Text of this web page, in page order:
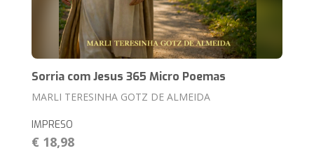
Sorria com Jesus 365 Micro Poemas
MARLI TERESINHA GOTZ DE ALMEIDA
IMPRESO
€ 18,98